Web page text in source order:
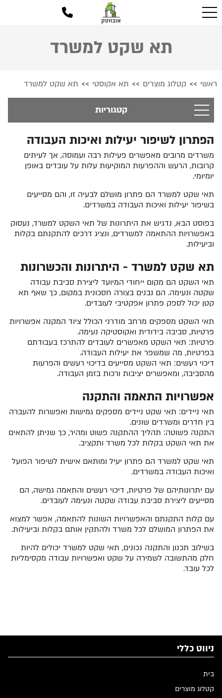
תא שקט למשרד
ראשי >> קטלוג מוצרים >> תא אקוסטי >> תא שקט למשרד
קטגוריות
הפתרון לשיפור יעילות ואיכות העבודה
משרדים מרובים מאפשרים פעילות רבה ועמוסה, אך לעיתים
קרובות, הרעש וההפרעות המוקיעות עלות על עובדים באופן
יומיומי.
תאי שקט למשרד הם פתרון מושלם לבעיה זו, והם מסייעים
בשיפור יעילות ואיכות העבודה במשרדים.
בפוסט הבא, נדגיש את היתרונות של תאי השקט למשרד, נעסוק
באפשרויות ההתאמה למשרדים, ונציג דרכים להתקנתם בקלות
וביעילות.
תא שקט למשרד - היתרונות והכשרונות
תאי השקט הם מקום ייחודי המיועד ליצירת סביבת עבודה
שקטה ונעימה. הם נבנים בצורה חסכונית במקום, כך שאף תא
קטן יכול לספק פתרון אפקטיבי לעובדים.
תאי השקט מספקים מרחב מודרני הכולל ציוד המקנה אפשרויות
פרטיות, סביבה בידודית ואקוסטיקה נעימה.
פרטיות: תאי השקט מאפשרים לעובדים להתרכז בעבודתם
בפרטיות, מה שמשפר את יעילות העבודה.
דיכוי רעשים: תאי השקט מסייעים בדיכוי רעשים והפרעות
מהסביבה, ומאפשרים יציבות ורכות בזמן העבודה.
אפשרויות התאמה והתקנה
תאי ניידים: תאי שקט ניידים מספקים גמישות ואפשרות להעברה
בין חדרים ומשרדים שונים.
התקנה פשוטה: תהליך ההתקנה פשוט ומהיר, כך שניתן להתאים
את תאי השקט בקלות לכל משרד ותקציב.
תאי שקט למשרד הם פתרון יעיל ומותאם אישית לשיפור הפועל
ואיכות העבודה במשרדים.
עם יתרונותיהם של פרטיות, דיכוי רעשים והתאמה גמישה, הם
מסייעים ליצירת סביבת עבודה שקטה ונעימה לעובדים.
עם קלות התקנתם והאפשרויות השונות להתאמה, אפשר למצוא
את הפתרון המושלם לכל משרד ולהתקין אותם בקלות וביעילות.
בשילוב תכנון והתקנה נכונים, תאי שקט למשרד יכולים להיות
חלק מהתשובה לשמירה על שקט ואפשרויות עבודה מקסימליות
לכל עובד.
ניווט כללי
בית
קטלוג מוצרים